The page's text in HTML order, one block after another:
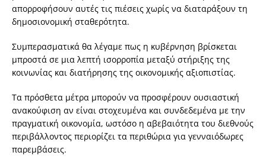
απορροφήσουν αυτές τις πιέσεις χωρίς να διαταράξουν τη
δημοσιονομική σταθερότητα.
Συμπερασματικά θα λέγαμε πως η κυβέρνηση βρίσκεται
μπροστά σε μια λεπτή ισορροπία μεταξύ στήριξης της
κοινωνίας και διατήρησης της οικονομικής αξιοπιστίας.
Τα πρόσθετα μέτρα μπορούν να προσφέρουν ουσιαστική
ανακούφιση αν είναι στοχευμένα και συνδεδεμένα με την
πραγματική οικονομία, ωστόσο η αβεβαιότητα του διεθνούς
περιβάλλοντος περιορίζει τα περιθώρια για γενναιόδωρες
παρεμβάσεις.